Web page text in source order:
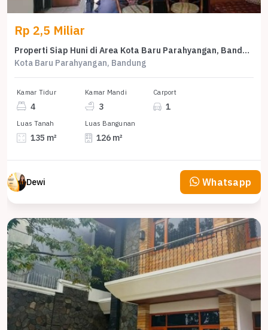
Rp 2,5 Miliar
Properti Siap Huni di Area Kota Baru Parahyangan, Bandung, LT 135m²
Kota Baru Parahyangan, Bandung
Kamar Tidur
4
Kamar Mandi
3
Carport
1
Luas Tanah
135 m²
Luas Bangunan
126 m²
Dewi Whatsapp